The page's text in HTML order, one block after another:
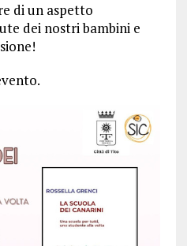
di un aspetto
dei nostri bambini e